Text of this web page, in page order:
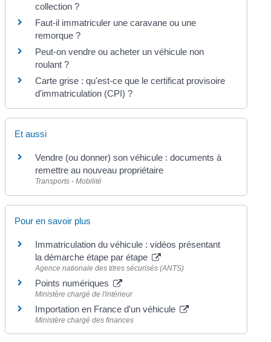
collection ?
Faut-il immatriculer une caravane ou une
remorque ?
Peut-on vendre ou acheter un véhicule non
roulant ?
Carte grise : qu'est-ce que le certificat provisoire
d'immatriculation (CPI) ?
Et aussi
Vendre (ou donner) son véhicule : documents à
remettre au nouveau propriétaire
Transports - Mobilité
Pour en savoir plus
Immatriculation du véhicule : vidéos présentant
la démarche étape par étape
Agence nationale des titres sécurisés (ANTS)
Points numériques
Ministère chargé de l'intérieur
Importation en France d'un véhicule
Ministère chargé des finances